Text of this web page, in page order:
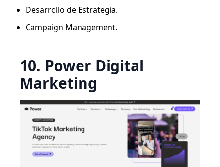
Desarrollo de Estrategia.
Campaign Management.
10. Power Digital
Marketing